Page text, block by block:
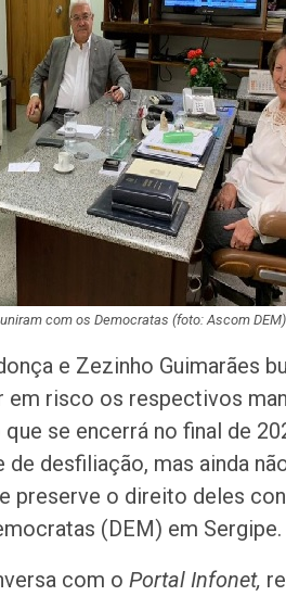
com os Democratas (foto: Ascom DEM)
e Zezinho Guimarães
em risco os respectivos
se encerrá no final de
desfiliação, mas ainda
preserve o direito deles
(DEM) em Sergipe.
com o Portal Infonet,